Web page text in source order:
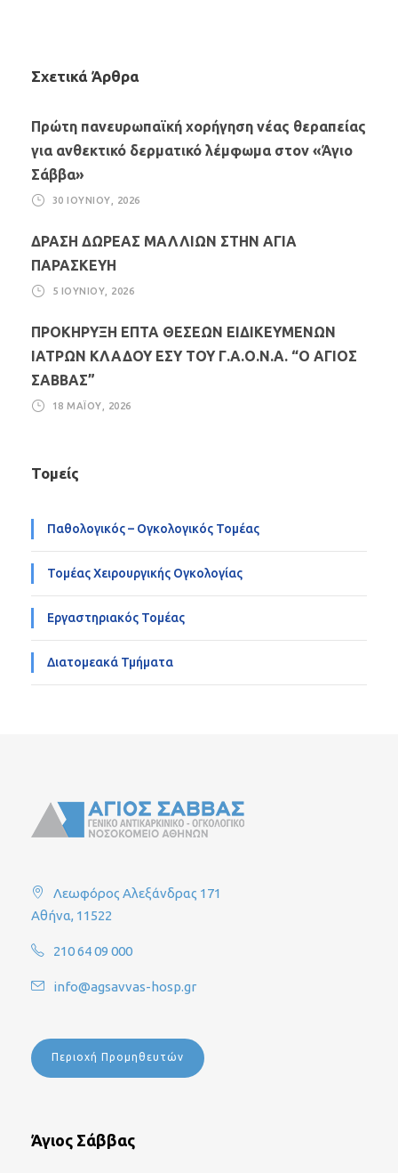
Σχετικά Άρθρα
Πρώτη πανευρωπαϊκή χορήγηση νέας θεραπείας
για ανθεκτικό δερματικό λέμφωμα στον «Άγιο
Σάββα»
30 ΙΟΥΝΊΟΥ, 2026
ΔΡΑΣΗ ΔΩΡΕΑΣ ΜΑΛΛΙΩΝ ΣΤΗΝ ΑΓΙΑ
ΠΑΡΑΣΚΕΥΗ
5 ΙΟΥΝΊΟΥ, 2026
ΠΡΟΚΗΡΥΞΗ ΕΠΤΑ ΘΕΣΕΩΝ ΕΙΔΙΚΕΥΜΕΝΩΝ
ΙΑΤΡΩΝ ΚΛΑΔΟΥ ΕΣΥ ΤΟΥ Γ.Α.Ο.Ν.Α. “Ο ΑΓΙΟΣ
ΣΑΒΒΑΣ”
18 ΜΑΪ́ΟΥ, 2026
Τομείς
Παθολογικός – Ογκολογικός Τομέας
Τομέας Χειρουργικής Ογκολογίας
Εργαστηριακός Τομέας
Διατομεακά Τμήματα
Λεωφόρος Αλεξάνδρας 171
Αθήνα, 11522
210 64 09 000
info@agsavvas-hosp.gr
Περιοχή Προμηθευτών
Άγιος Σάββας